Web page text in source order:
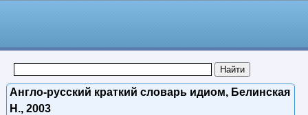
Англо-русский краткий словарь идиом, Белинская
Н., 2003